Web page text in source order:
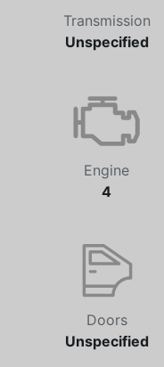
Transmission
Unspecified
Engine
4
Doors
Unspecified